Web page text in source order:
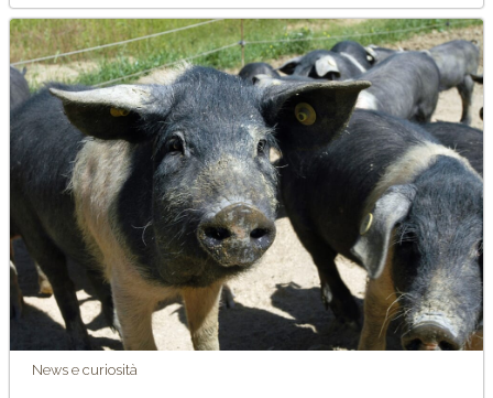
News e curiosità